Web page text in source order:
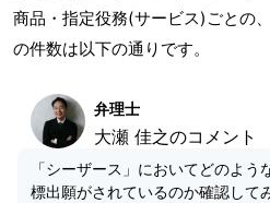
商品・指定役務(サービス)ごとの
の件数は以下の通りです。
弁理士
大瀬 佳之のコメント
「シーザース」においてどのよ
標出願がされているのか確認して